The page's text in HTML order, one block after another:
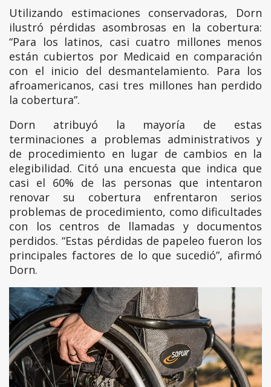
Utilizando estimaciones conservadoras, Dorn
ilustró pérdidas asombrosas en la cobertura:
“Para los latinos, casi cuatro millones menos
están cubiertos por Medicaid en comparación
con el inicio del desmantelamiento. Para los
afroamericanos, casi tres millones han perdido
la cobertura”.
Dorn atribuyó la mayoría de estas
terminaciones a problemas administrativos y
de procedimiento en lugar de cambios en la
elegibilidad. Citó una encuesta que indica que
casi el 60% de las personas que intentaron
renovar su cobertura enfrentaron serios
problemas de procedimiento, como dificultades
con los centros de llamadas y documentos
perdidos. “Estas pérdidas de papeleo fueron los
principales factores de lo que sucedió”, afirmó
Dorn.